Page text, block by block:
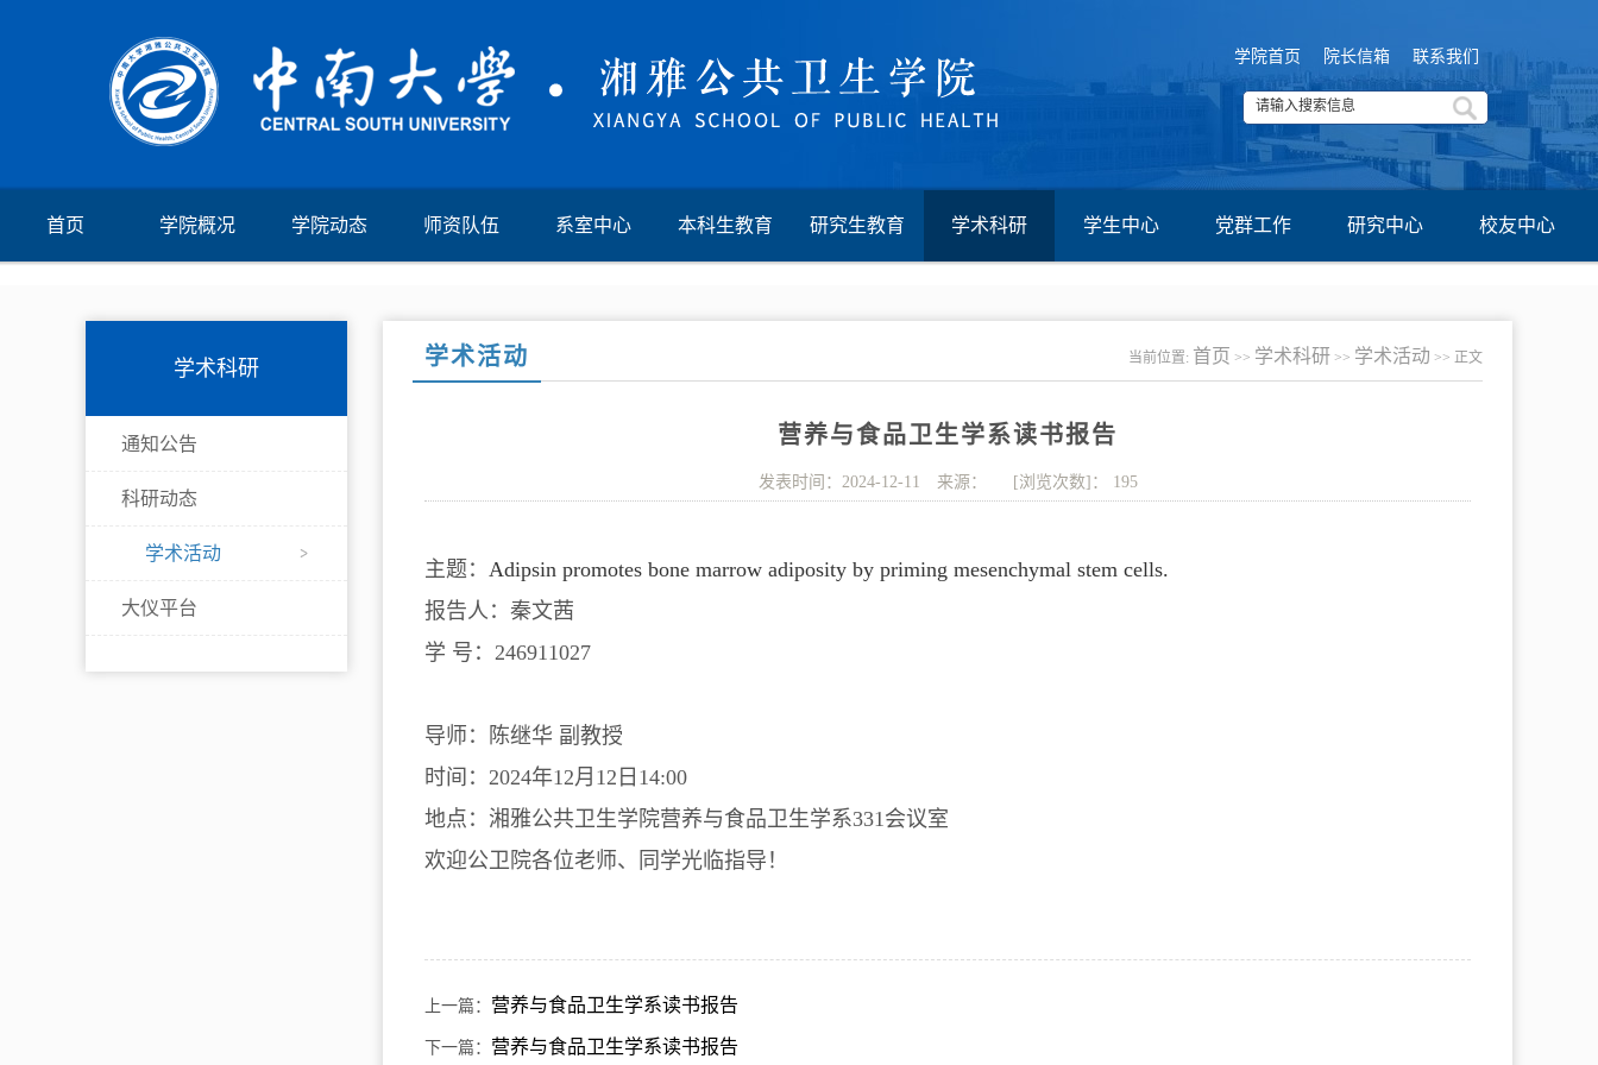
学院首页 院长信箱 联系我们
首页 学院概况 学院动态 师资队伍 系室中心 本科生教育 研究生教育 学术科研 学生中心 党群工作 研究中心 校友中心
学术科研
通知公告
科研动态
学术活动
大仪平台
学术活动 当前位置: 首页 >> 学术科研 >> 学术活动 >> 正文
营养与食品卫生学系读书报告
发表时间：2024-12-11 来源： [浏览次数]： 195
主题： Adipsin promotes bone marrow adiposity by priming mesenchymal stem cells.
报告人：秦文茜
学 号：246911027
导师：陈继华 副教授
时间：2024年12月12日14:00
地点：湘雅公共卫生学院营养与食品卫生学系331会议室
欢迎公卫院各位老师、同学光临指导！
上一篇： 营养与食品卫生学系读书报告
下一篇： 营养与食品卫生学系读书报告